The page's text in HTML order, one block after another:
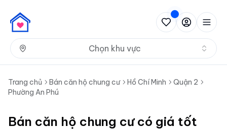
Chọn khu vực
Trang chủ Bán căn hộ chung cư Hồ Chí Minh
Quận 2
Phường An Phú
Bán căn hộ chung cư có giá tốt